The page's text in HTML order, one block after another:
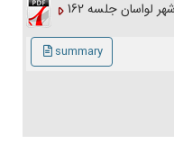
لواسان جلسه 162
summary